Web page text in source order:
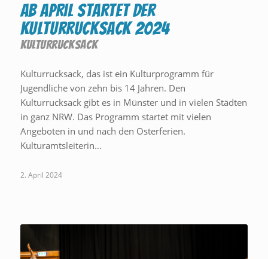
Ab April startet der
Kulturrucksack 2024
KULTURRUCKSACK
Kulturrucksack, das ist ein Kulturprogramm für
Jugendliche von zehn bis 14 Jahren. Den
Kulturrucksack gibt es in Münster und in vielen Städten
in ganz NRW. Das Programm startet mit vielen
Angeboten in und nach den Osterferien.
Kulturamtsleiterin…
2. April 2024